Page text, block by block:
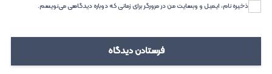
ذخیره نام، ایمیل و وبسایت من در مرورگر برای زمانی که دوباره دیدگاهی می‌نویسم.